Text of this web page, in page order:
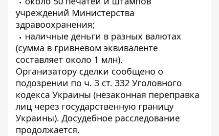
учреждений Министерства
здравоохранения;
наличные деньги в разных валютах
(сумма в гривневом эквиваленте
составляет около 1 млн).
Организатору сделки сообщено о
подозрении по ч. 3 ст. 332 Уголовного
кодекса Украины (незаконная переправка
лиц через государственную границу
Украины). Досудебное расследование
продолжается.